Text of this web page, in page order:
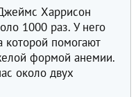
Харрисон
1000 раз. У него
которой помогают
формой анемии.
около двух